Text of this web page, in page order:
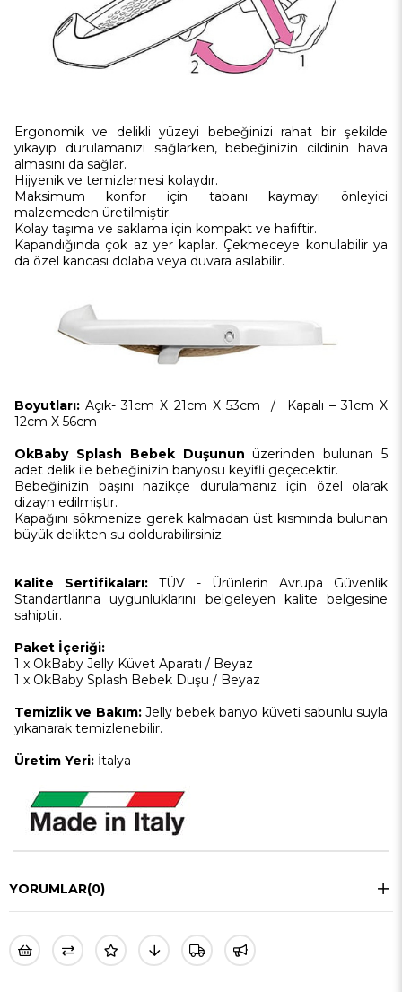
Ergonomik ve delikli yüzeyi bebeğinizi rahat bir şekilde
yıkayıp durulamanızı sağlarken, bebeğinizin cildinin hava
almasını da sağlar.
Hijyenik ve temizlemesi kolaydır.
Maksimum konfor için tabanı kaymayı önleyici
malzemeden üretilmiştir.
Kolay taşıma ve saklama için kompakt ve hafiftir.
Kapandığında çok az yer kaplar. Çekmeceye konulabilir ya
da özel kancası dolaba veya duvara asılabilir.
Boyutları:Açık- 31cm X 21cm X 53cm / Kapalı – 31cm X
12cm X 56cm
OkBaby Splash Bebek Duşunun üzerinden bulunan 5
adet delik ile bebeğinizin banyosu keyifli geçecektir.
Bebeğinizin başını nazikçe durulamanız için özel olarak
dizayn edilmiştir.
Kapağını sökmenize gerek kalmadan üst kısmında bulunan
büyük delikten su doldurabilirsiniz.
Kalite Sertifikaları:TÜV - Ürünlerin Avrupa Güvenlik
Standartlarına uygunluklarını belgeleyen kalite belgesine
sahiptir.
Paket İçeriği:
1 x OkBaby Jelly Küvet Aparatı / Beyaz
1 x OkBaby Splash Bebek Duşu / Beyaz
Temizlik ve Bakım: Jelly bebek banyo küveti sabunlu suyla
yıkanarak temizlenebilir.
Üretim Yeri: İtalya
YORUMLAR(0)